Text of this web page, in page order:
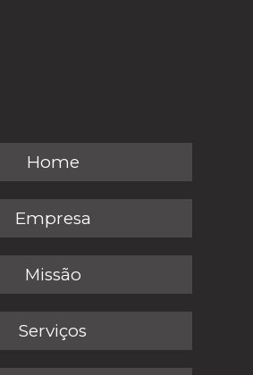
Home
Empresa
Missão
Serviços